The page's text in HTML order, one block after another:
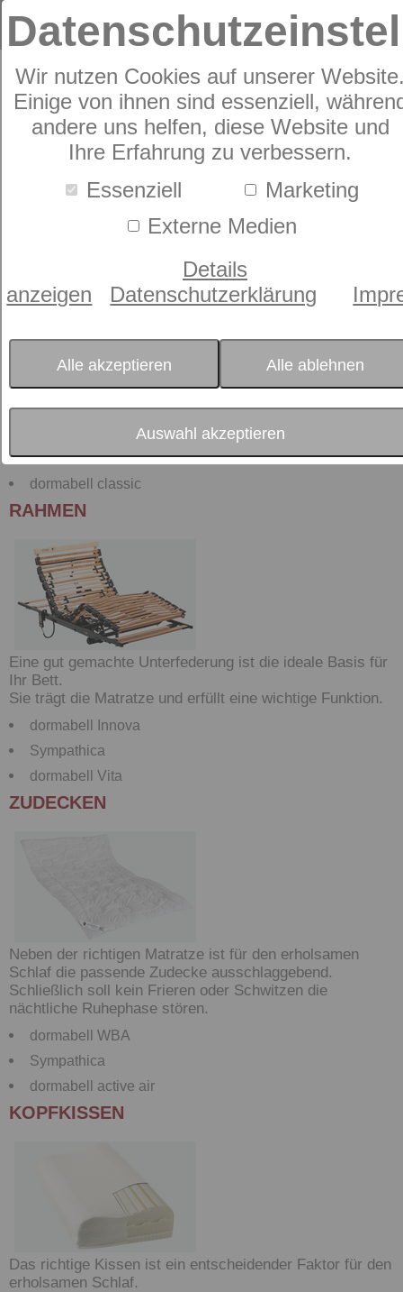
Wir nutzen Cookies auf unserer
Einige von ihnen sind essenziell,
andere uns helfen, diese Website und
Ihre Erfahrung zu verbessern.
Essenziell
Marketing
Externe Medien
Details
anzeigen
Datenschutzerklärung
Alle akzeptieren Alle ablehnen
Auswahl akzeptieren
MATRATZEN
So gelenkig der Rahmen auch sein mag, ohne eine
flexible Matratze, die sich optimal anpasst und alle
Bewegungen mitmacht, ist das Bett nur eine halbe
Ergonomie Institut München ergaben, dass sowohl
Taschenfederkern- als auch Fiberglas- und
Schaummatratzen diese Anforderung erfüllen.
dormabell Innova
dormabell classic
RAHMEN
Eine gut gemachte Unterfederung ist die ideale Basis für
Ihr Bett.
Sie trägt die Matratze und erfüllt eine wichtige Funktion.
dormabell Innova
Sympathica
dormabell Vita
ZUDECKEN
Neben der richtigen Matratze ist für den erholsamen
Schlaf die passende Zudecke ausschlaggebend.
Schließlich soll kein Frieren oder Schwitzen die
nächtliche Ruhephase stören.
dormabell WBA
Sympathica
dormabell active air
KOPFKISSEN
Das richtige Kissen ist ein entscheidender Faktor für den
erholsamen Schlaf.